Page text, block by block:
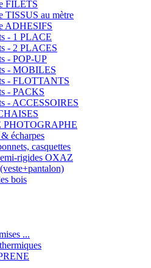
FILETS
TISSUS au mètre
ADHESIFS
- 1 PLACE
- 2 PLACES
- POP-UP
- MOBILES
- FLOTTANTS
- PACKS
- ACCESSOIRES
écharpes
casquettes
rigides OXAZ
bois
...